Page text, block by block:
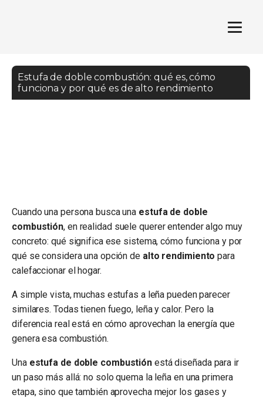
Estufa de doble combustión: qué es, cómo
funciona y por qué es de alto rendimiento
Cuando una persona busca una estufa de doble
combustión, en realidad suele querer entender algo muy
concreto: qué significa ese sistema, cómo funciona y por
qué se considera una opción de alto rendimiento para
calefaccionar el hogar.
A simple vista, muchas estufas a leña pueden parecer
similares. Todas tienen fuego, leña y calor. Pero la
diferencia real está en cómo aprovechan la energía que
genera esa combustión.
Una estufa de doble combustión está diseñada para ir
un paso más allá: no solo quema la leña en una primera
etapa, sino que también aprovecha mejor los gases y